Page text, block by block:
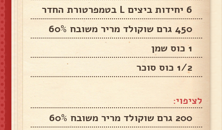
6 יחידות ביצים L בטמפרטורת החדר
450 גרם שוקולד מריר משובח 60%
1 כוס שמן
1/2 כוס סוכר
לציפוי:
200 גרם שוקולד מריר משובח 60%